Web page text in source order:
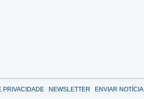
PRIVACIDADE NEWSLETTER ENVIAR NOTÍCIA